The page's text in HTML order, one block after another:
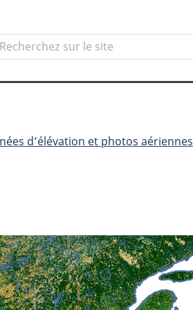
Search
d’élévation et photos aériennes